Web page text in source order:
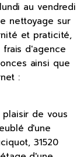
au vendredi
nettoyage sur
et praticité,
d'agence
ainsi que
:
de vous
d'une
31520